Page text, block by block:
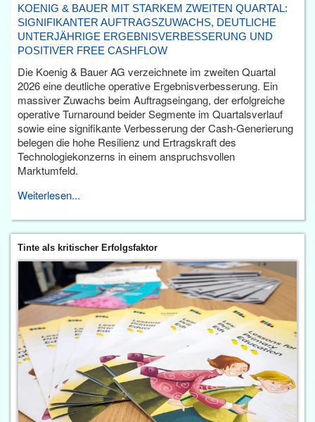
KOENIG & BAUER MIT STARKEM ZWEITEN QUARTAL:
SIGNIFIKANTER AUFTRAGSZUWACHS, DEUTLICHE
UNTERJÄHRIGE ERGEBNISVERBESSERUNG UND
POSITIVER FREE CASHFLOW
Die Koenig & Bauer AG verzeichnete im zweiten Quartal
2026 eine deutliche operative Ergebnisverbesserung. Ein
massiver Zuwachs beim Auftragseingang, der erfolgreiche
operative Turnaround beider Segmente im Quartalsverlauf
sowie eine signifikante Verbesserung der Cash-Generierung
belegen die hohe Resilienz und Ertragskraft des
Technologiekonzerns in einem anspruchsvollen
Marktumfeld.
Weiterlesen...
Tinte als kritischer Erfolgsfaktor